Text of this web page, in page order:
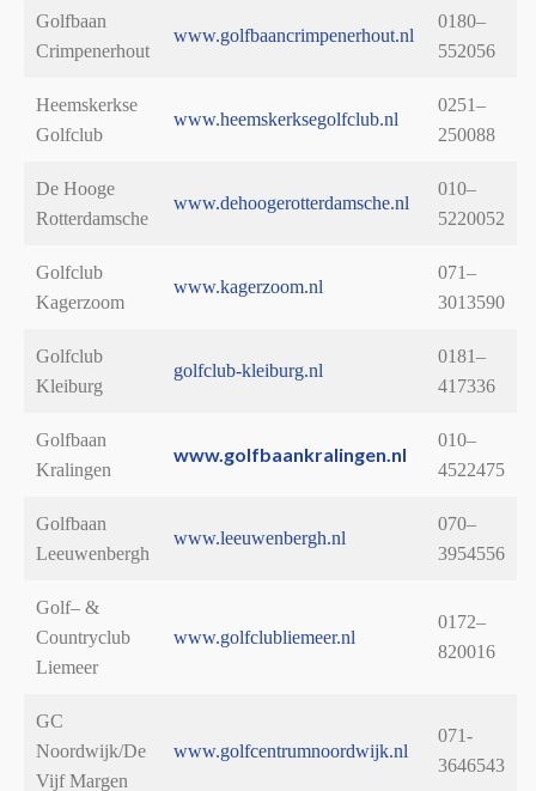
Golfbaan
Crimpenerhout
www.golfbaancrimpenerhout.nl
0180–
552056
Heemskerkse
Golfclub
www.heemskerksegolfclub.nl
0251–
250088
De Hooge
Rotterdamsche
www.dehoogerotterdamsche.nl
010–
5220052
Golfclub
Kagerzoom
www.kagerzoom.nl
071–
3013590
Golfclub
Kleiburg
golfclub-kleiburg.nl
0181–
417336
Golfbaan
Kralingen
www.golfbaankralingen.nl
010–
4522475
Golfbaan
Leeuwenbergh
www.leeuwenbergh.nl
070–
3954556
Golf– &
Countryclub
Liemeer
www.golfclubliemeer.nl
0172–
820016
GC
Noordwijk/De
Vijf Margen
www.golfcentrumnoordwijk.nl
071-
3646543